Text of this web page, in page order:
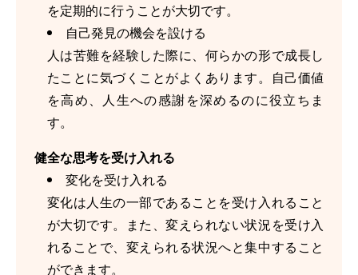
を定期的に行うことが大切です。
自己発見の機会を設ける
人は苦難を経験した際に、何らかの形で成長し
たことに気づくことがよくあります。自己価値
を高め、人生への感謝を深めるのに役立ちま
す。
健全な思考を受け入れる
変化を受け入れる
変化は人生の一部であることを受け入れること
が大切です。また、変えられない状況を受け入
れることで、変えられる状況へと集中すること
ができます。